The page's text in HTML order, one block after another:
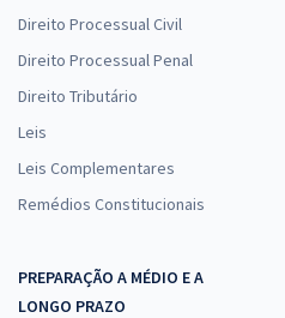
Direito Processual Civil
Direito Processual Penal
Direito Tributário
Leis
Leis Complementares
Remédios Constitucionais
PREPARAÇÃO A MÉDIO E A
LONGO PRAZO